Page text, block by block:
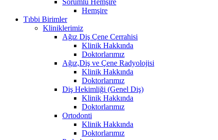
Hemşire
Tıbbi Birimler
Kliniklerimiz
Ağız Diş Çene Cerrahisi
Klinik Hakkında
Doktorlarımız
Ağız,Diş ve Çene Radyolojisi
Klinik Hakkında
Doktorlarımız
Diş Hekimliği (Genel Diş)
Klinik Hakkında
Doktorlarımız
Ortodonti
Klinik Hakkında
Doktorlarımız